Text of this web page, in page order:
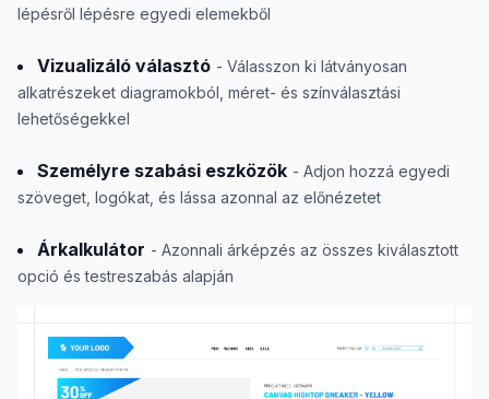
lépésről lépésre egyedi elemekből
Vizualizáló választó - Válasszon ki látványosan
alkatrészeket diagramokból, méret- és színválasztási
lehetőségekkel
Személyre szabási eszközök - Adjon hozzá egyedi
szöveget, logókat, és lássa azonnal az előnézetet
Árkalkulátor - Azonnali árképzés az összes kiválasztott
opció és testreszabás alapján